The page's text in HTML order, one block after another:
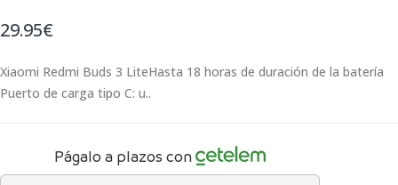
29.95€
Xiaomi Redmi Buds 3 LiteHasta 18 horas de duración de la batería
Puerto de carga tipo C: u..
Págalo a plazos con